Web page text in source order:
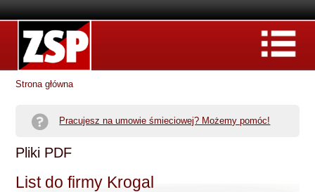
Strona główna
Pracujesz na umowie śmieciowej? Możemy pomóc!
Pliki PDF
List do firmy Krogal